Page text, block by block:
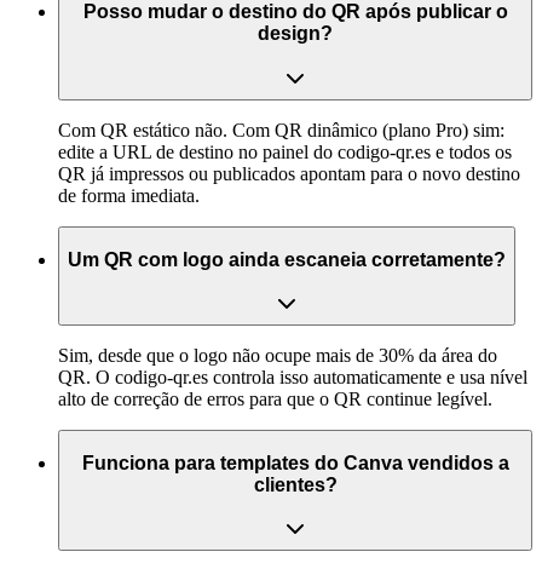
Posso mudar o destino do QR após publicar o
design?
Com QR estático não. Com QR dinâmico (plano Pro) sim:
edite a URL de destino no painel do codigo-qr.es e todos os
QR já impressos ou publicados apontam para o novo destino
de forma imediata.
Um QR com logo ainda escaneia corretamente?
Sim, desde que o logo não ocupe mais de 30% da área do
QR. O codigo-qr.es controla isso automaticamente e usa nível
alto de correção de erros para que o QR continue legível.
Funciona para templates do Canva vendidos a
clientes?